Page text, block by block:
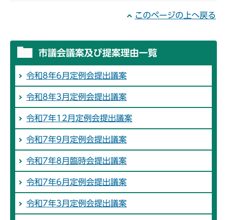
このページの上へ戻る
市議会議案及び提案理由一覧
令和8年6月定例会提出議案
令和8年3月定例会提出議案
令和7年12月定例会提出議案
令和7年9月定例会提出議案
令和7年8月臨時会提出議案
令和7年6月定例会提出議案
令和7年3月定例会提出議案